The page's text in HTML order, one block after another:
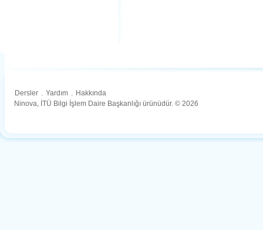
Dersler . Yardım . Hakkında
Ninova, İTÜ Bilgi İşlem Daire Başkanlığı ürünüdür. © 2026